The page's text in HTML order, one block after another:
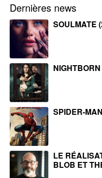
Dernières news
SOULMATE
SPIDER-
LE
BLOB ET